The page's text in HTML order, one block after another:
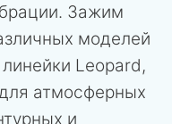
Зажим
моделей
Leopard,
атмосферных
и